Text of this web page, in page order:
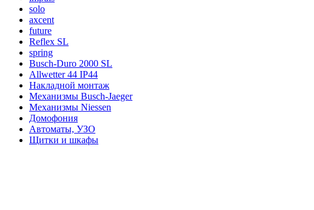
solo
axcent
future
Reflex SL
spring
Busch-Duro 2000 SL
Allwetter 44 IP44
Накладной монтаж
Механизмы Busch-Jaeger
Механизмы Niessen
Домофония
Автоматы, УЗО
Щитки и шкафы